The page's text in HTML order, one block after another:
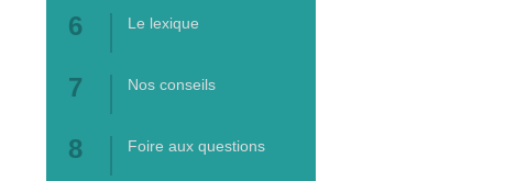
Le lexique
Nos conseils
Foire aux questions